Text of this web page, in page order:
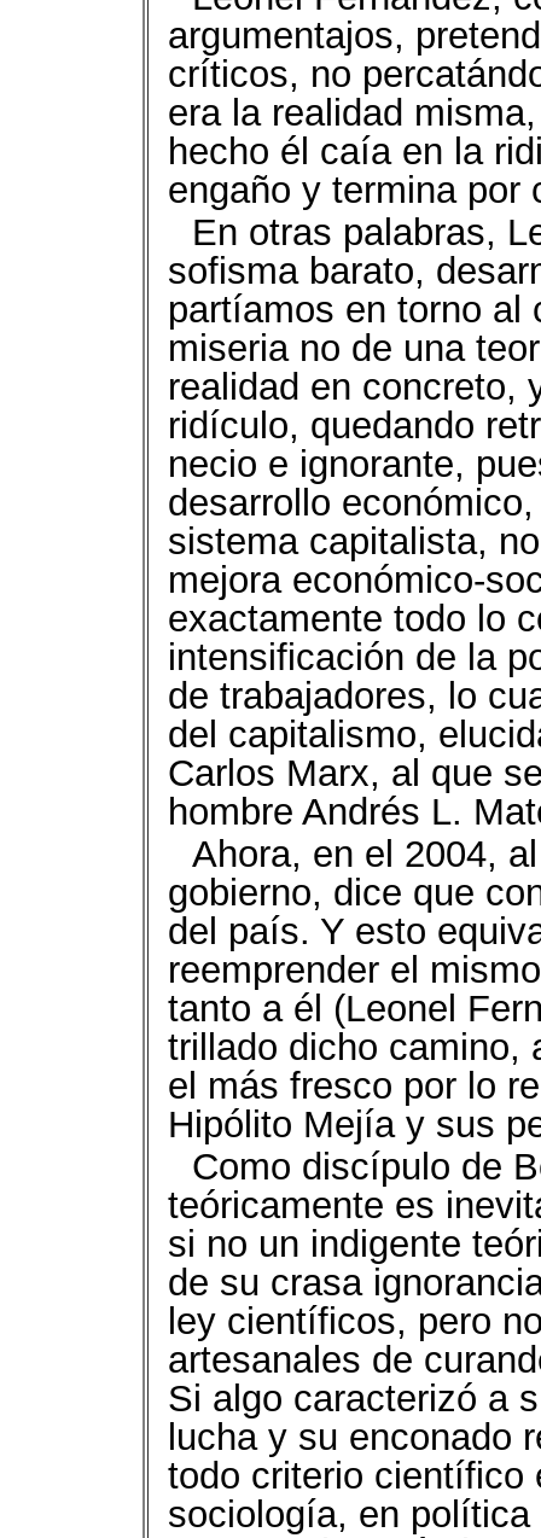
argumentajos,
críticos, no
era la realidad
hecho él caía en la
engaño y termina por
En otras palabras,
sofisma barato,
partíamos en torno al
miseria no de una
realidad en concreto,
ridículo, quedando
necio e ignorante,
desarrollo
sistema capitalista,
mejora económico-
exactamente todo lo
intensificación de la
de trabajadores, lo
del capitalismo,
Carlos Marx, al que
hombre Andrés L.
Ahora, en el 2004,
gobierno, dice que
del país. Y esto
reemprender el
tanto a él (Leonel
trillado dicho camino,
el más fresco por lo
Hipólito Mejía y sus
Como discípulo de
teóricamente es
si no un indigente
de su crasa
ley científicos, pero
artesanales de
Si algo caracterizó a
lucha y su enconado
todo criterio científico
sociología, en